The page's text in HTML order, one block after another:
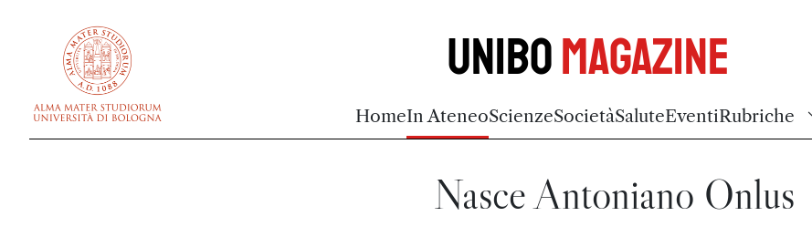
UniboMagazine
HomeIn AteneoScienzeSocietàSaluteEventiRubriche
Nasce Antoniano Onlus